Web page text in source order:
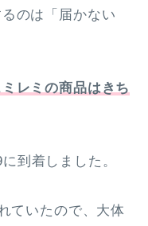
のは「届かない
ミレミの商品はきち
到着しました。
ていたので、大体